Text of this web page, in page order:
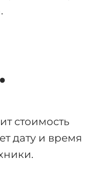
стоимость
дату и время